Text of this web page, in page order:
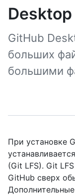
Desktop
GitHub
больших
большими
При установке
(Git LFS). Git
GitHub сверх